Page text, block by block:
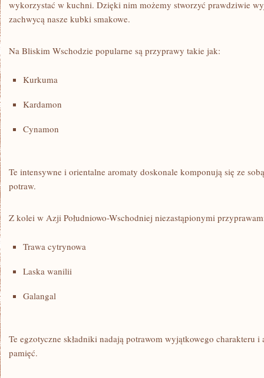
wykorzystać w kuchni. Dzięki nim możemy‌ stworzyć ‌prawdziwie
zachwycą ⁣nasze kubki smakowe.
Na ‌Bliskim‌ Wschodzie popularne są przyprawy takie jak:
Kurkuma
Kardamon
Cynamon
Te intensywne i orientalne aromaty doskonale komponują ⁢się ze‌
potraw.
Z kolei w ⁢Azji Południowo-Wschodniej niezastąpionymi⁢
Trawa cytrynowa
Laska ⁣wanilii
Galangal
Te egzotyczne składniki nadają potrawom wyjątkowego charakteru
pamięć.